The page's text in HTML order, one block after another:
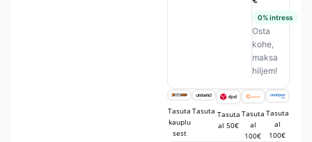
0% intress
Osta
kohe,
maksa
hiljem!
Tasuta
kauplu
sest
Tasuta Tasuta
al 50€
Tasuta
al
100€
Tasuta
al
100€